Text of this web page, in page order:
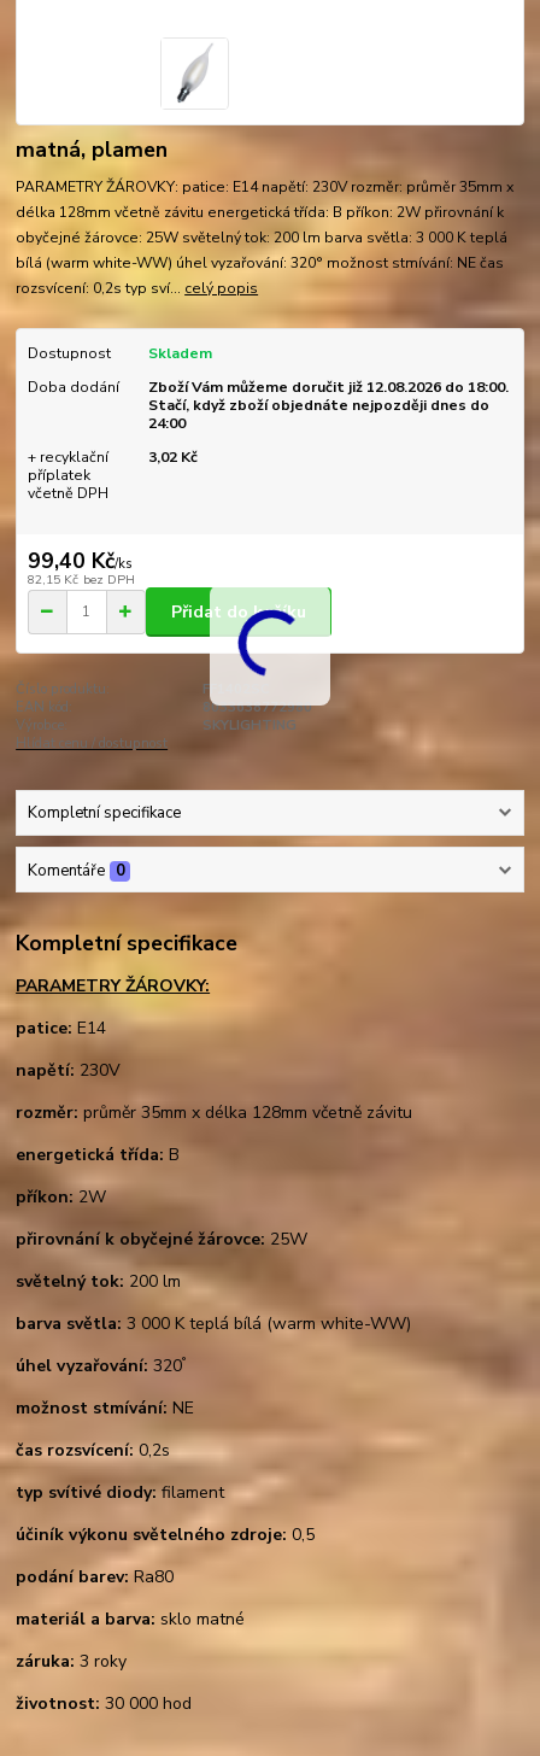
matná, plamen
PARAMETRY ŽÁROVKY: patice: E14 napětí: 230V rozměr: průměr 35mm x
délka 128mm včetně závitu energetická třída: B příkon: 2W přirovnání k
obyčejné žárovce: 25W světelný tok: 200 lm barva světla: 3 000 K teplá
bílá (warm white-WW) úhel vyzařování: 320° možnost stmívání: NE čas
rozsvícení: 0,2s typ sví... celý popis
Dostupnost
Skladem
Doba dodání
Zboží Vám můžeme doručit již 12.08.2026 do 18:00.
Stačí, když zboží objednáte nejpozději dnes do
24:00
+ recyklační
příplatek
včetně DPH
3,02 Kč
99,40 Kč/ks
82,15 Kč bez DPH
Přidat do košíku
Číslo produktu:
FF1402SC
EAN kód:
8033638772980
Výrobce:
SKYLIGHTING
Hlídat cenu / dostupnost
Kompletní specifikace
Komentáře 0
Kompletní specifikace
PARAMETRY ŽÁROVKY:
patice: E14
napětí: 230V
rozměr: průměr 35mm x délka 128mm včetně závitu
energetická třída: B
příkon:2W
přirovnání k obyčejné žárovce: 25W
světelný tok: 200 lm
barva světla: 3 000 K teplá bílá (warm white-WW)
úhel vyzařování: 320°
možnost stmívání: NE
čas rozsvícení: 0,2s
typ svítivé diody: filament
účiník výkonu světelného zdroje: 0,5
podání barev:Ra80
materiál a barva: sklo matné
záruka: 3 roky
životnost: 30 000 hod